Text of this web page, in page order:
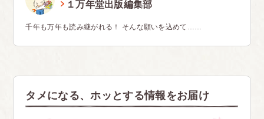
１万年堂出版編集部
千年も万年も読み継がれる！ そんな願いを込めて……
タメになる、ホッとする情報をお届け